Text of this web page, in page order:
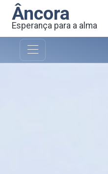
Âncora
Esperança para a alma